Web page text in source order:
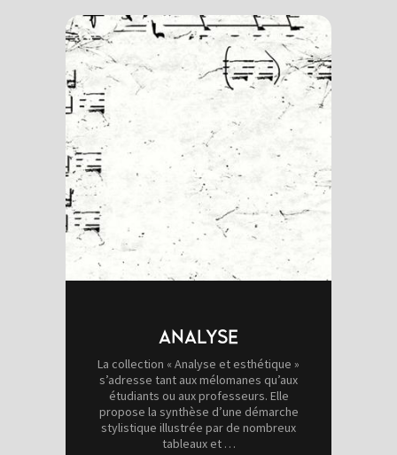
ANALYSE
La collection « Analyse et esthétique »
s’adresse tant aux mélomanes qu’aux
étudiants ou aux professeurs. Elle
propose la synthèse d’une démarche
stylistique illustrée par de nombreux
tableaux et …